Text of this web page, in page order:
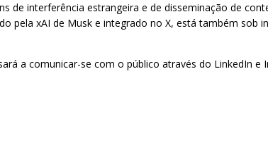
de interferência estrangeira e de disseminação de
pela xAI de Musk e integrado no X, está também
a comunicar-se com o público através do LinkedIn e